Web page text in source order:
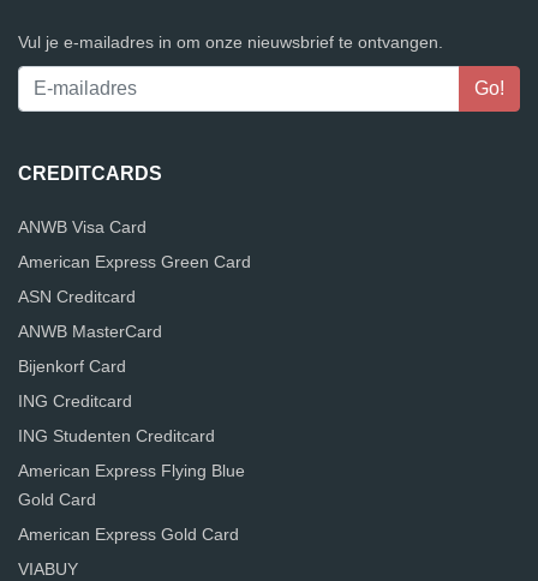
Vul je e-mailadres in om onze nieuwsbrief te ontvangen.
CREDITCARDS
ANWB Visa Card
American Express Green Card
ASN Creditcard
ANWB MasterCard
Bijenkorf Card
ING Creditcard
ING Studenten Creditcard
American Express Flying Blue
Gold Card
American Express Gold Card
VIABUY